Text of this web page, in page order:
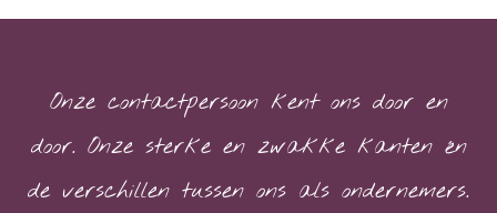
Onze contactpersoon kent ons door en
door. Onze sterke en zwakke kanten én
de verschillen tussen ons als ondernemers.